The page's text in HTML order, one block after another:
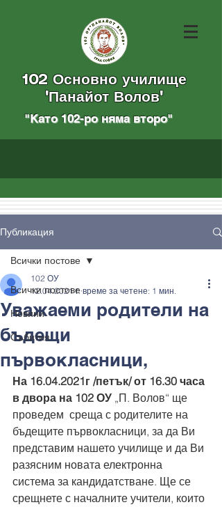
102 Основно училище
"Панайот Волов"
"Като 102-ро няма вторo"
Публикация
Всички постове
Новини
Събития
Всички постове
Уважаеми родители на
бъдещи
първокласници,
102 ОУ
12.04.2021 г. време за четене: 1 мин.
На 16.04.2021г /петък/ от 16.30 часа
в двора на 102 ОУ „П. Волов“ ще
проведем  среща с родителите на
бъдещите първокласници, за да Ви
представим нашето училище и да Ви
разясним новата електронна
система за кандидатстване. Ще се
срещнете с началните учители, които